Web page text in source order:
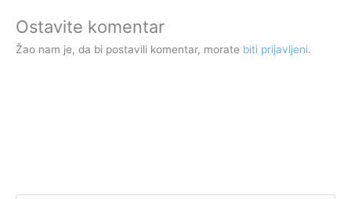
Ostavite komentar
Žao nam je, da bi postavili komentar, morate biti prijavljeni.